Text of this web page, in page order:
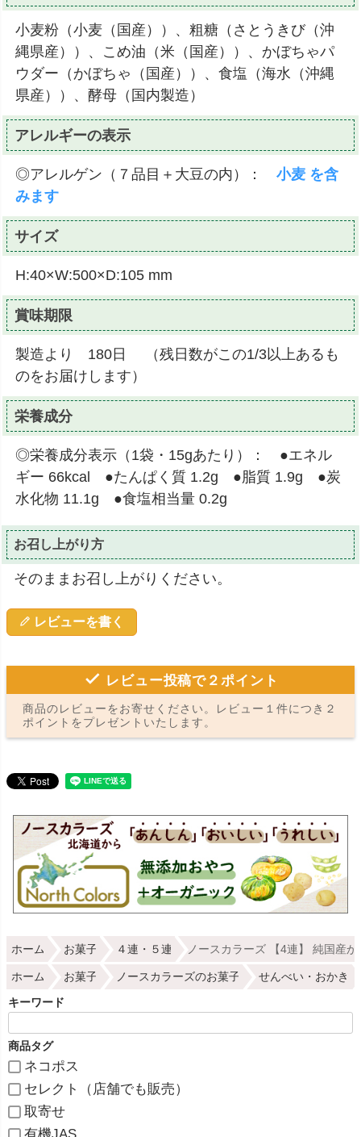
小麦粉（小麦（国産））、粗糖（さとうきび（沖
縄県産））、こめ油（米（国産））、かぼちゃパ
ウダー（かぼちゃ（国産））、食塩（海水（沖縄
県産））、酵母（国内製造）
アレルギーの表示
◎アレルゲン（７品目＋大豆の内）： 小麦 を含
みます
サイズ
H:40×W:500×D:105 mm
賞味期限
製造より 180日 （残日数がこの1/3以上あるも
のをお届けします）
栄養成分
◎栄養成分表示（1袋・15gあたり）： ●エネル
ギー 66kcal ●たんぱく質 1.2g ●脂質 1.9g ●炭
水化物 11.1g ●食塩相当量 0.2g
お召し上がり方
そのままお召し上がりください。
レビューを書く
レビュー投稿で２ポイント
商品のレビューをお寄せください。レビュー１件につき２
ポイントをプレゼントいたします。
ホーム お菓子 ４連・５連 ノースカラーズ 【4連】 純国産
ホーム お菓子 ノースカラーズのお菓子
せんべい・おかき
キーワード
商品タグ
ネコポス
セレクト（店舗でも販売）
取寄せ
有機JAS